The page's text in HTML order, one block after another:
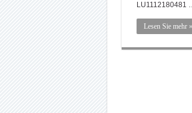
LU1112180481
Lesen Sie mehr »